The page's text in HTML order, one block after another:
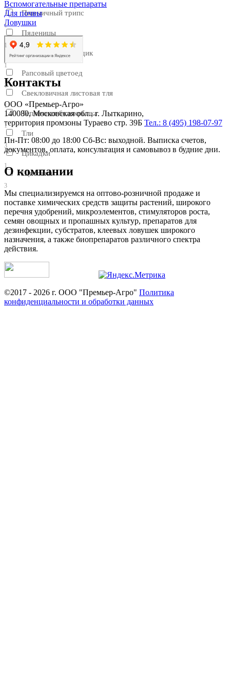
1
Пшеничный трипс
1
Пяденицы
1
Рапсовый пилильщик
1
Рапсовый цветоед
1
Свекловичная листовая тля
1
Тепличная белокрылка
1
Тли
3
Цикадки
1
Щитовки
3
Вспомогательные препараты
Для почвы
Ловушки
Контакты
ООО «Премьер-Агро»
140080, Московская обл., г. Лыткарино,
территория промзоны Тураево стр. 39Б Тел.: 8 (495) 198-07-97
Пн-Пт: 08:00 до 18:00 Сб-Вс: выходной. Выписка счетов,
документов, оплата, консультация и самовывоз в будние дни.
О компании
Мы специализируемся на оптово-розничной продаже и
поставке химических средств защиты растений, широкого
перечня удобрений, микроэлементов, стимуляторов роста,
семян овощных и пропашных культур, препаратов для
дезинфекции, субстратов, клеевых ловушек широкого
назначения, а также биопрепаратов различного спектра
действия.
©2017 - 2026 г. ООО "Премьер-Агро" Политика
конфиденциальности и обработки данных